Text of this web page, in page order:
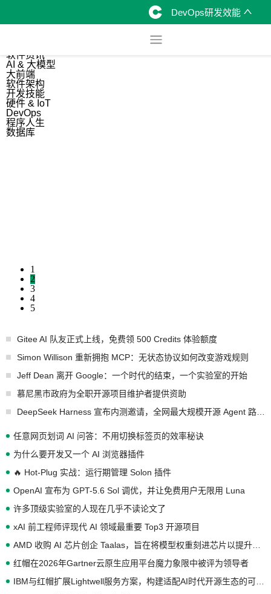
DevOps研发效能
软件资讯
AI & 大模型
大前端
软件架构
开发技能
硬件 & IoT
DevOps
程序人生
数据库
1
2
3
4
5
Gitee AI 队友正式上线，免费领 500 Credits 体验额度
Simon Willison 重新拥抱 MCP：无状态协议如何改变游戏规则
Jeff Dean 离开 Google：一个时代的结束，一个实验室的开始
慕尼黑市政府为全职开源项目维护者提供资助
任意网页划词 AI 问答：不用切换标签页的效率秘诀
为什么要开发又一个 AI 浏览器插件
🔥 Hot-Plug 实战：运行期管理 Solon 插件
OpenAI 宣布为 GPT-5.6 Sol 调优，并让免费用户无限用 Luna
许多顶级实验室的人现在几乎不读论文了
xAI 前工程师评现代 AI 领域最重要 Top3 开源项目
红帽在2026年Gartner云原生应用平台魔力象限中被评为领导者